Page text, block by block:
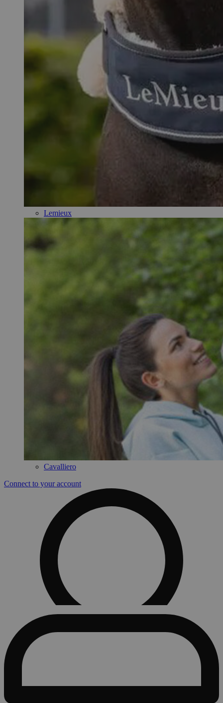
Lemieux
Cavalliero
Connect to your account